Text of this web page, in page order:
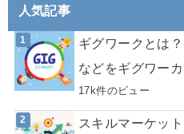
人気記事
ギグワークとは
などをギグワー
17k件のビュー
スキルマーケッ